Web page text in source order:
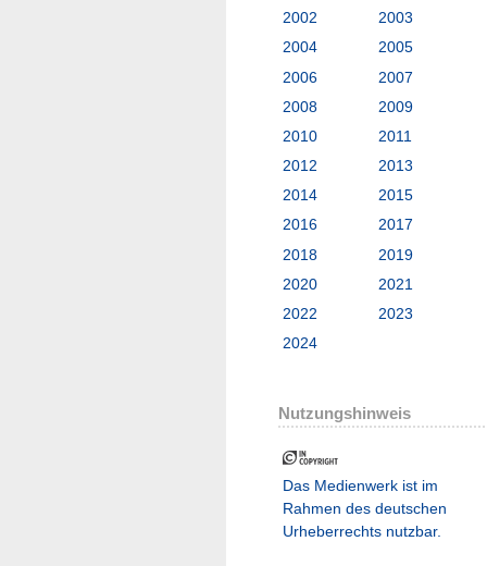
2002
2003
2004
2005
2006
2007
2008
2009
2010
2011
2012
2013
2014
2015
2016
2017
2018
2019
2020
2021
2022
2023
2024
Nutzungshinweis
Das Medienwerk ist im
Rahmen des deutschen
Urheberrechts nutzbar.